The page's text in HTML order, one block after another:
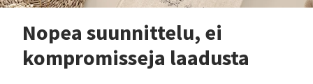
Nopea suunnittelu, ei
kompromisseja laadusta